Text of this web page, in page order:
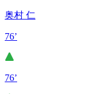
奥村 仁
76’
76’